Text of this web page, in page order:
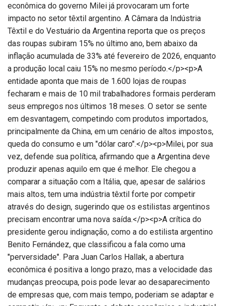
econômica do governo Milei já provocaram um forte
impacto no setor têxtil argentino. A Câmara da Indústria
Têxtil e do Vestuário da Argentina reporta que os preços
das roupas subiram 15% no último ano, bem abaixo da
inflação acumulada de 33% até fevereiro de 2026, enquanto
a produção local caiu 15% no mesmo período.</p><p>A
entidade aponta que mais de 1.600 lojas de roupas
fecharam e mais de 10 mil trabalhadores formais perderam
seus empregos nos últimos 18 meses. O setor se sente
em desvantagem, competindo com produtos importados,
principalmente da China, em um cenário de altos impostos,
queda do consumo e um "dólar caro".</p><p>Milei, por sua
vez, defende sua política, afirmando que a Argentina deve
produzir apenas aquilo em que é melhor. Ele chegou a
comparar a situação com a Itália, que, apesar de salários
mais altos, tem uma indústria têxtil forte por competir
através do design, sugerindo que os estilistas argentinos
precisam encontrar uma nova saída.</p><p>A crítica do
presidente gerou indignação, como a do estilista argentino
Benito Fernández, que classificou a fala como uma
"perversidade". Para Juan Carlos Hallak, a abertura
econômica é positiva a longo prazo, mas a velocidade das
mudanças preocupa, pois pode levar ao desaparecimento
de empresas que, com mais tempo, poderiam se adaptar e